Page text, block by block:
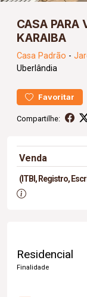
CASA PARA
KARAIBA
Casa Padrão -
Uberlândia
Favoritar
Compartilhe:
Venda
(ITBI, Registro,
Residencial
Finalidade